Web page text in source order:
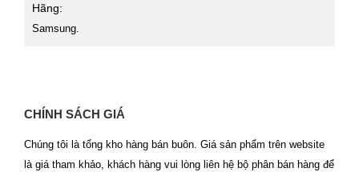
Hãng:
Samsung.
CHÍNH SÁCH GIÁ
Chúng tôi là tổng kho hàng bán buôn. Giá sản phẩm trên website
là giá tham khảo, khách hàng vui lòng liên hệ bộ phân bán hàng để